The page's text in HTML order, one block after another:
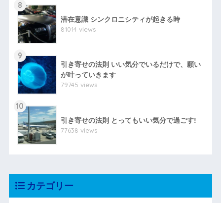
8
潜在意識 シンクロニシティが起きる時
81014 views
9
引き寄せの法則 いい気分でいるだけで、願い
が叶っていきます
79745 views
10
引き寄せの法則 とってもいい気分で過ごす!
77638 views
カテゴリー